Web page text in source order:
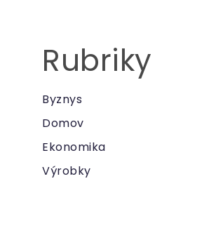
Rubriky
Byznys
Domov
Ekonomika
Výrobky